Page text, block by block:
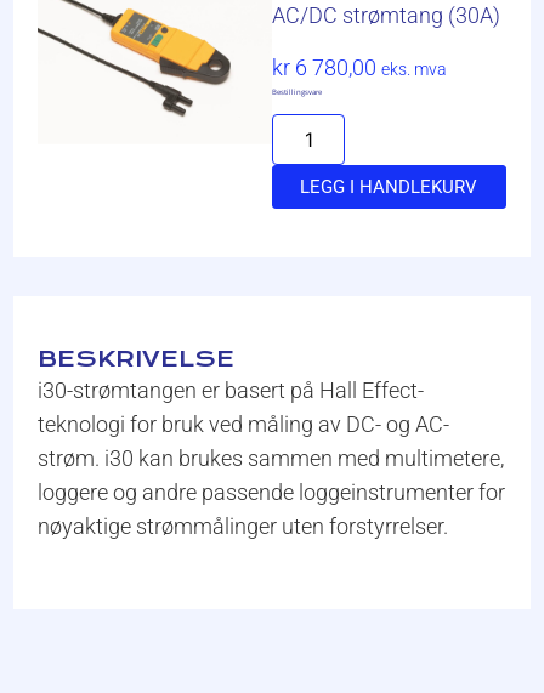
AC/DC strømtang (30A)
kr 6 780,00 eks. mva
Bestillingsvare
LEGG I HANDLEKURV
BESKRIVELSE
i30-strømtangen er basert på Hall Effect-
teknologi for bruk ved måling av DC- og AC-
strøm. i30 kan brukes sammen med multimetere,
loggere og andre passende loggeinstrumenter for
nøyaktige strømmålinger uten forstyrrelser.